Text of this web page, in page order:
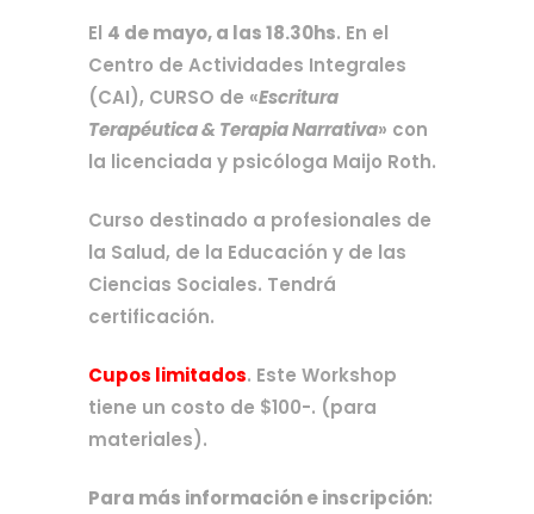
El 4 de mayo, a las 18.30hs. En el
Centro de Actividades Integrales
(CAI), CURSO de «Escritura
Terapéutica & Terapia Narrativa» con
la licenciada y psicóloga Maijo Roth.
Curso destinado a profesionales de
la Salud, de la Educación y de las
Ciencias Sociales. Tendrá
certificación.
Cupos limitados. Este Workshop
tiene un costo de $100-. (para
materiales).
Para más información e inscripción: